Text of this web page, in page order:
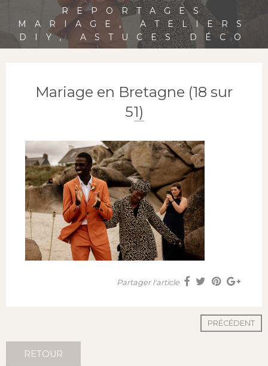
REPORTAGES
MARIAGE, ATELIERS
DIY, ASTUCES DÉCO
Mariage en Bretagne (18 sur
51)
Partager l'article
PRÉCÉDENT
RETOUR